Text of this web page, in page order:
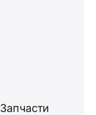
Запчасти